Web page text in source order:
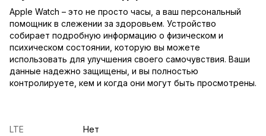
Apple Watch – это не просто часы, а ваш персональный
помощник в слежении за здоровьем. Устройство
собирает подробную информацию о физическом и
психическом состоянии, которую вы можете
использовать для улучшения своего самочувствия. Ваши
данные надежно защищены, и вы полностью
контролируете, кем и когда они могут быть просмотрены.
LTE
Нет